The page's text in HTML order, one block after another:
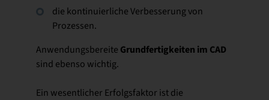
die kontinuierliche Verbesserung von
Prozessen.
Anwendungsbereite Grundfertigkeiten im CAD
sind ebenso wichtig.
Ein wesentlicher Erfolgsfaktor ist die